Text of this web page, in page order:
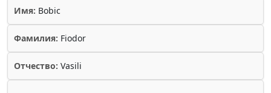
Имя: Bobic
Фамилия: Fiodor
Отчество: Vasili